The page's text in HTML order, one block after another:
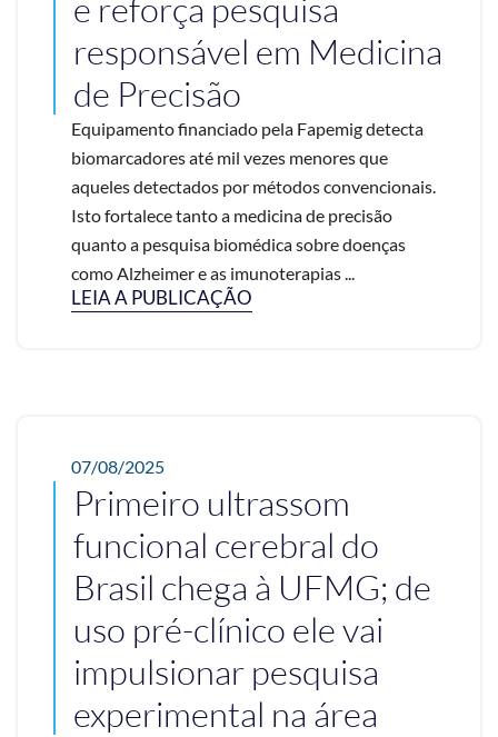
e reforça pesquisa
responsável em Medicina
de Precisão
Equipamento financiado pela Fapemig detecta
biomarcadores até mil vezes menores que
aqueles detectados por métodos convencionais.
Isto fortalece tanto a medicina de precisão
quanto a pesquisa biomédica sobre doenças
como Alzheimer e as imunoterapias ...
LEIA A PUBLICAÇÃO
07/08/2025
Primeiro ultrassom
funcional cerebral do
Brasil chega à UFMG; de
uso pré-clínico ele vai
impulsionar pesquisa
experimental na área